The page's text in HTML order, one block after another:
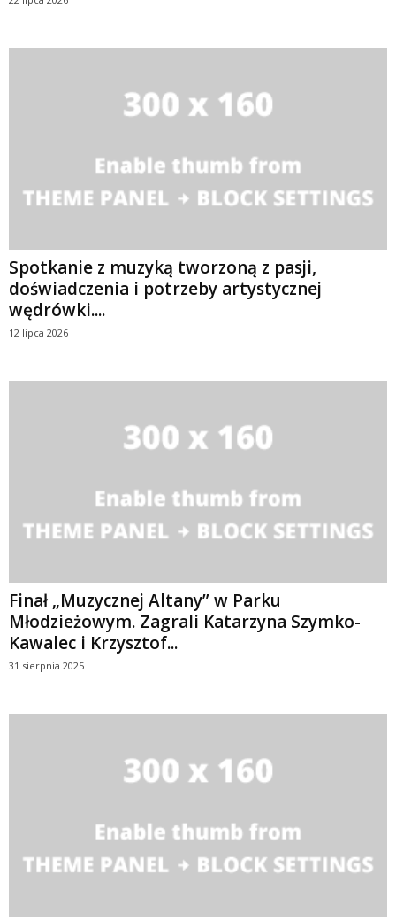
Spotkanie z muzyką tworzoną z pasji,
doświadczenia i potrzeby artystycznej
wędrówki....
12 lipca 2026
Finał „Muzycznej Altany” w Parku
Młodzieżowym. Zagrali Katarzyna Szymko-
Kawalec i Krzysztof...
31 sierpnia 2025